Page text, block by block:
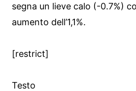
segna un lieve calo (-0.7%)
aumento dell’1,1%.
[restrict]
Testo